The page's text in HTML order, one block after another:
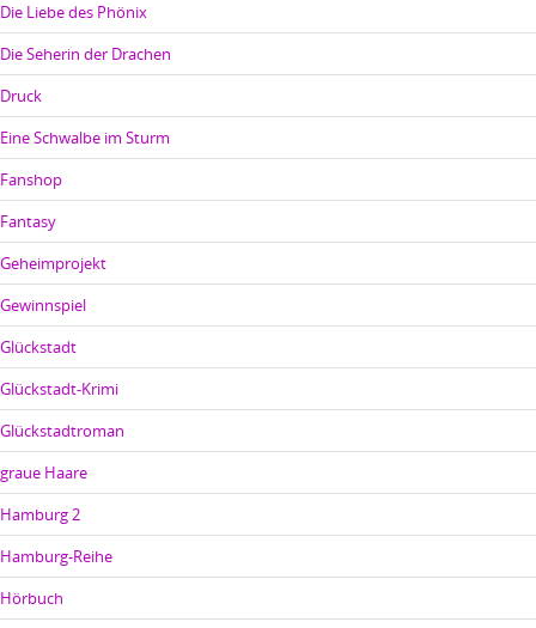
Die Liebe des Phönix
Die Seherin der Drachen
Druck
Eine Schwalbe im Sturm
Fanshop
Fantasy
Geheimprojekt
Gewinnspiel
Glückstadt
Glückstadt-Krimi
Glückstadtroman
graue Haare
Hamburg 2
Hamburg-Reihe
Hörbuch